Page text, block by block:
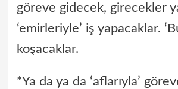
göreve gidecek, girecekler
‘emirleriyle’ iş yapacaklar.
koşacaklar.
*Ya da ya da ‘aflarıyla’